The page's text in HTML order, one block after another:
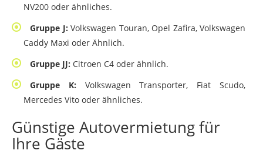
NV200 oder ähnliches.
Gruppe J: Volkswagen Touran, Opel Zafira, Volkswagen
Caddy Maxi oder Ähnlich.
Gruppe JJ: Citroen C4 oder ähnlich.
Gruppe K: Volkswagen Transporter, Fiat Scudo,
Mercedes Vito oder ähnliches.
Günstige Autovermietung für
Ihre Gäste